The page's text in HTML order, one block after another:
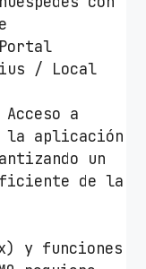
/ Local
a
la aplicación
un
de la
y funciones